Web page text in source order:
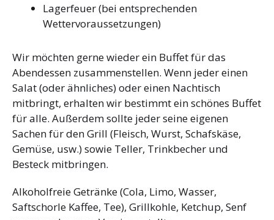
Lagerfeuer (bei entsprechenden
Wettervoraussetzungen)
Wir möchten gerne wieder ein Buffet für das
Abendessen zusammenstellen. Wenn jeder einen
Salat (oder ähnliches) oder einen Nachtisch
mitbringt, erhalten wir bestimmt ein schönes Buffet
für alle. Außerdem sollte jeder seine eigenen
Sachen für den Grill (Fleisch, Wurst, Schafskäse,
Gemüse, usw.) sowie Teller, Trinkbecher und
Besteck mitbringen.
Alkoholfreie Getränke (Cola, Limo, Wasser,
Saftschorle Kaffee, Tee), Grillkohle, Ketchup, Senf